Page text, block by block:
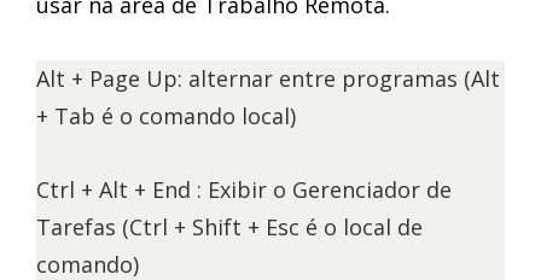
Alt + Page Up: alternar entre programas (Alt
+ Tab é o comando local)
Ctrl + Alt + End : Exibir o Gerenciador de
Tarefas (Ctrl + Shift + Esc é o local de
comando)